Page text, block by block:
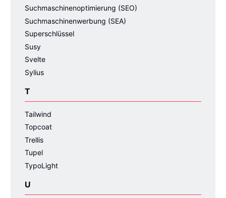
Suchmaschinenoptimierung (SEO)
Suchmaschinenwerbung (SEA)
Superschlüssel
Susy
Svelte
Sylius
T
Tailwind
Topcoat
Trellis
Tupel
TypoLight
U